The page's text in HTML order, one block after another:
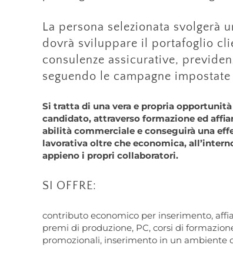
La persona selezionata svolgerà
dovrà sviluppare il portafoglio
consulenze assicurative,
seguendo le campagne impostate
Si tratta di una vera e propria
candidato, attraverso formazione ed
abilità commerciale e conseguirà una
lavorativa oltre che economica,
appieno i propri collaboratori.
SI OFFRE:
contributo economico per inserimento,
premi di produzione, PC, corsi di
promozionali, inserimento in un ambiente